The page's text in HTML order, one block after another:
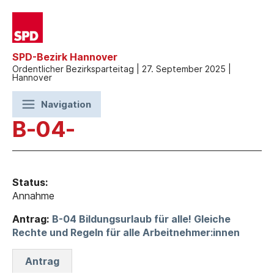
SPD-Bezirk Hannover
Ordentlicher Bezirksparteitag | 27. September 2025 |
Hannover
Navigation
B-04-
Status:
Annahme
Antrag: B-04 Bildungsurlaub für alle! Gleiche
Rechte und Regeln für alle Arbeitnehmer:innen
Antrag